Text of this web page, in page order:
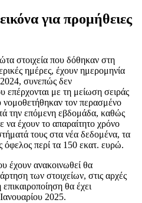
για προμήθειες
στοιχεία που δόθηκαν στη
ημέρες, έχουν ημερομηνία
συνεπώς δεν
επέρχονται με τη μείωση σειράς
τον περασμένο
την επόμενη εβδομάδα, καθώς
να έχουν το απαραίτητο χρόνο
τους στα νέα δεδομένα, τα
όφελος περί τα 150 εκατ. ευρώ.
έχουν ανακοινωθεί θα
των στοιχείων, στις αρχές
θα έχει
2025.